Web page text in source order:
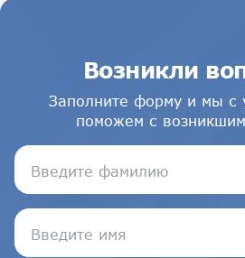
Возникли
Заполните форму и мы с
поможем с